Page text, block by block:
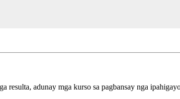
resulta, adunay mga kurso sa pagbansay nga